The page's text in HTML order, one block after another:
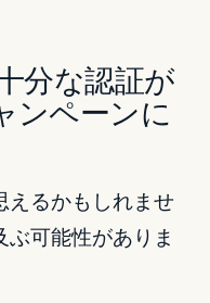
分な認証が
ンペーンに
えるかもしれませ
可能性がありま